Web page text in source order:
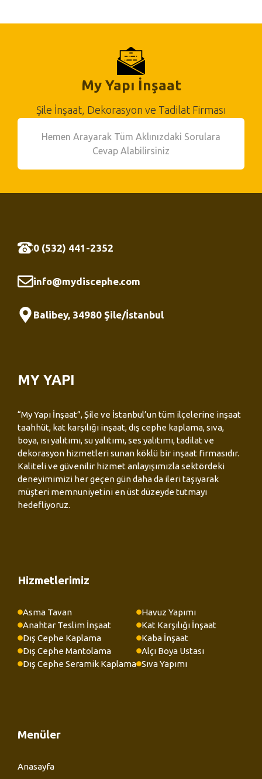
My Yapı İnşaat
Şile İnşaat, Dekorasyon ve Tadilat Firması
Hemen Arayarak Tüm Aklınızdaki Sorulara
Cevap Alabilirsiniz
0 (532) 441-2352
info@mydiscephe.com
Balibey, 34980 Şile/İstanbul
MY YAPI
“My Yapı İnşaat”, Şile ve İstanbul’un tüm ilçelerine inşaat
taahhüt, kat karşılığı inşaat, dış cephe kaplama, sıva,
boya, ısı yalıtımı, su yalıtımı, ses yalıtımı, tadilat ve
dekorasyon hizmetleri sunan köklü bir inşaat firmasıdır.
Kaliteli ve güvenilir hizmet anlayışımızla sektördeki
deneyimimizi her geçen gün daha da ileri taşıyarak
müşteri memnuniyetini en üst düzeyde tutmayı
hedefliyoruz.
Hizmetlerimiz
Asma Tavan
Anahtar Teslim İnşaat
Dış Cephe Kaplama
Dış Cephe Mantolama
Dış Cephe Seramik Kaplama
Havuz Yapımı
Kat Karşılığı İnşaat
Kaba İnşaat
Alçı Boya Ustası
Sıva Yapımı
Menüler
Anasayfa